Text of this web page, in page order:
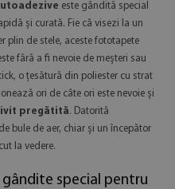
este gândită special
și curată. Fie că visezi la un
plin de stele, aceste fototapete
fără a fi nevoie de meșteri sau
o țesătură din poliester cu strat
ori de câte ori este nevoie și
pregătită. Datorită
bule de aer, chiar și un începător
la vedere.
special pentru